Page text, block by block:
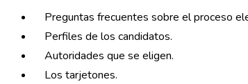
Preguntas frecuentes sobre el proceso
Perfiles de los candidatos.
Autoridades que se eligen.
Los tarjetones.